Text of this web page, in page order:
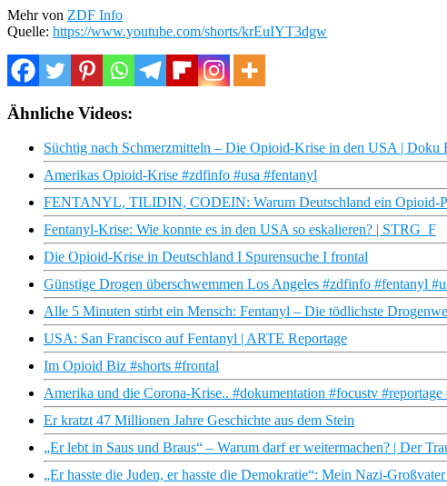
Mehr von ZDF Info
Quelle: https://www.youtube.com/shorts/krEuIYT3dgw
Ähnliche Videos:
Süchtig nach Schmerzmitteln – Die Opioid-Krise in den USA | Doku
Amerikas Opioid-Krise #zdfinfo #usa #fentanyl
FENTANYL, TILIDIN, CODEIN: Warum Deutschland ein Opioid-
Fentanyl-Krise: Wie konnte es in den USA so eskalieren? | STRG_F
Die Opioid-Krise in Deutschland I Spurensuche I frontal
Günstige Drogen überschwemmen Los Angeles #zdfinfo #fentanyl
Alle 5 Minuten stirbt ein Mensch: Fentanyl – Die tödlichste
USA: San Francisco auf Fentanyl | ARTE Reportage
Im Opioid Biz #shorts #frontal
Amerika und die Corona-Krise.. #dokumentation #focustv #reportage
Er kratzt 47 Millionen Jahre Geschichte aus dem Stein
„Er lebt in Saus und Braus“ – Warum darf er weitermachen? | Der
„Er hasste die Juden, er hasste die Demokratie“: Mein Nazi-